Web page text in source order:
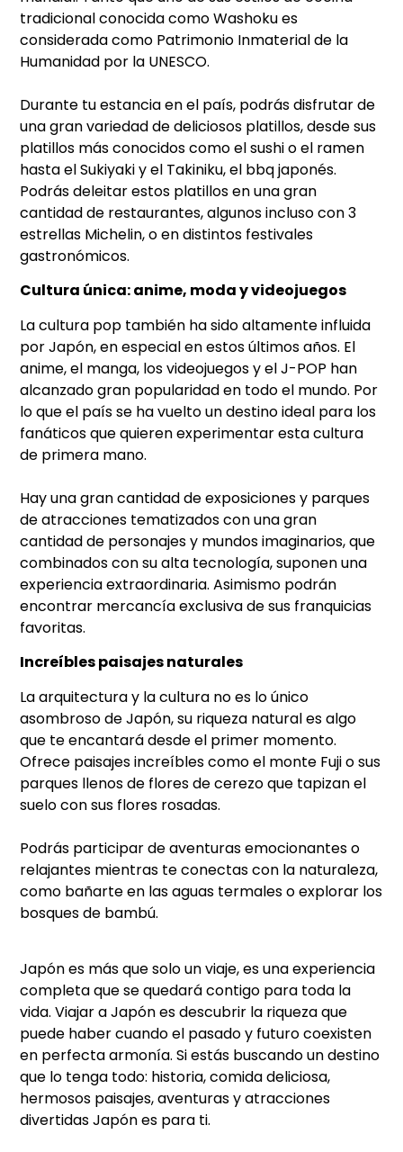
tradicional conocida como Washoku es
considerada como Patrimonio Inmaterial de la
Humanidad por la UNESCO.
Durante tu estancia en el país, podrás disfrutar de
una gran variedad de deliciosos platillos, desde sus
platillos más conocidos como el sushi o el ramen
hasta el Sukiyaki y el Takiniku, el bbq japonés.
Podrás deleitar estos platillos en una gran
cantidad de restaurantes, algunos incluso con 3
estrellas Michelin, o en distintos festivales
gastronómicos.
Cultura única: anime, moda y videojuegos
La cultura pop también ha sido altamente influida
por Japón, en especial en estos últimos años. El
anime, el manga, los videojuegos y el J-POP han
alcanzado gran popularidad en todo el mundo. Por
lo que el país se ha vuelto un destino ideal para los
fanáticos que quieren experimentar esta cultura
de primera mano.
Hay una gran cantidad de exposiciones y parques
de atracciones tematizados con una gran
cantidad de personajes y mundos imaginarios, que
combinados con su alta tecnología, suponen una
experiencia extraordinaria. Asimismo podrán
encontrar mercancía exclusiva de sus franquicias
favoritas.
Increíbles paisajes naturales
La arquitectura y la cultura no es lo único
asombroso de Japón, su riqueza natural es algo
que te encantará desde el primer momento.
Ofrece paisajes increíbles como el monte Fuji o sus
parques llenos de flores de cerezo que tapizan el
suelo con sus flores rosadas.
Podrás participar de aventuras emocionantes o
relajantes mientras te conectas con la naturaleza,
como bañarte en las aguas termales o explorar los
bosques de bambú.
Japón es más que solo un viaje, es una experiencia
completa que se quedará contigo para toda la
vida. Viajar a Japón es descubrir la riqueza que
puede haber cuando el pasado y futuro coexisten
en perfecta armonía. Si estás buscando un destino
que lo tenga todo: historia, comida deliciosa,
hermosos paisajes, aventuras y atracciones
divertidas Japón es para ti.